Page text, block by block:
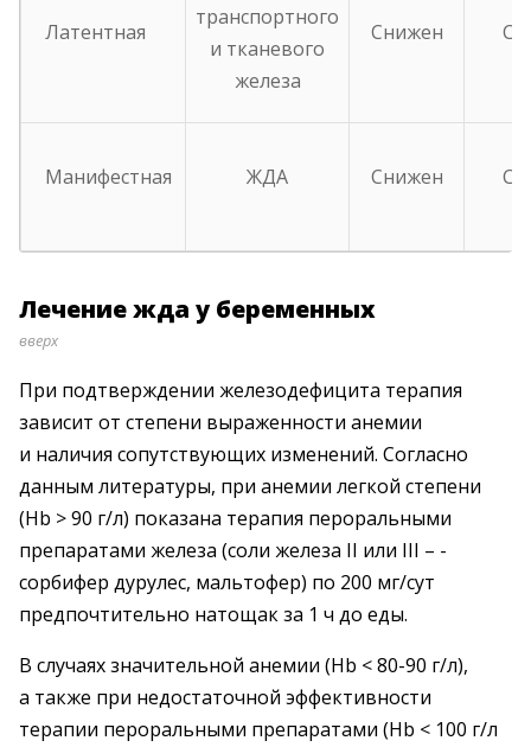
Латентная
транспортного
и тканевого
железа
Снижен
Манифестная ЖДА Снижен
Лечениежда у беременных
вверх
При подтверждении железодефицита терапия
зависит от степени выраженности анемии
и наличия сопутствующих изменений. Согласно
данным литературы, при анемии легкой степени
(Hb > 90 г/л) показана терапия пероральными
препара­тами железа (соли железа ІІ или III – ­
сорбифер дурулес, мальтофер) по 200 мг/сут
предпочтительно натощак за 1 ч до еды.
В случаях значительной анемии (Hb < 80-90 г/л),
а также при недостаточной эффективности
терапии пероральными препаратами (Hb < 100 г/л